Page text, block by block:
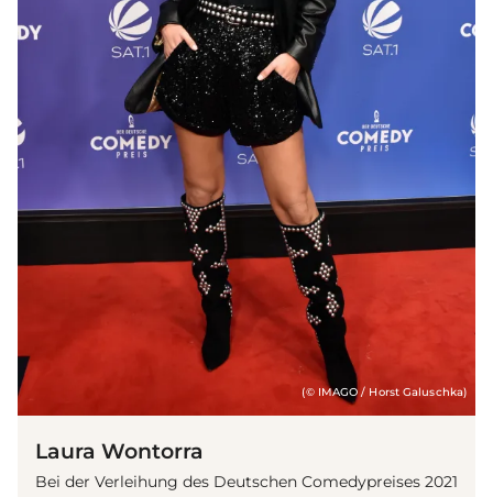
(© IMAGO / Horst Galuschka)
Laura Wontorra
Bei der Verleihung des Deutschen Comedypreises 2021